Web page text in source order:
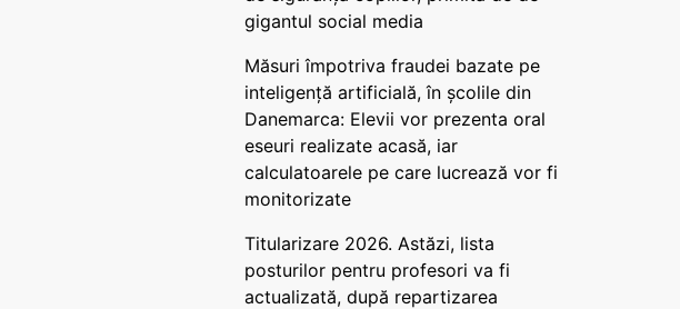
gigantul social media
Măsuri împotriva fraudei bazate pe
inteligență artificială, în școlile din
Danemarca: Elevii vor prezenta oral
eseuri realizate acasă, iar
calculatoarele pe care lucrează vor fi
monitorizate
Titularizare 2026. Astăzi, lista
posturilor pentru profesori va fi
actualizată, după repartizarea